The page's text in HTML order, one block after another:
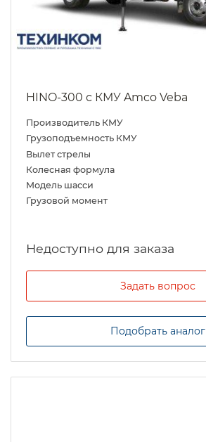
HINO-300 с КМУ Amco Veba
Производитель КМУ
Грузоподъемность КМУ
Вылет стрелы
Колесная формула
Модель шасси
Грузовой момент
Задать вопрос
Подобрать аналог